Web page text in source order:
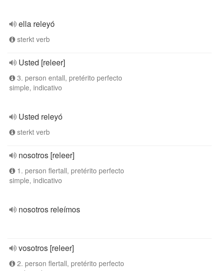
ella releyó
sterkt verb
Usted [releer]
3. person entall, pretérito perfecto
simple, indicativo
Usted releyó
sterkt verb
nosotros [releer]
1. person flertall, pretérito perfecto
simple, indicativo
nosotros releímos
vosotros [releer]
2. person flertall, pretérito perfecto